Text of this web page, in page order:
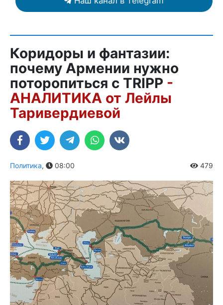
Коридоры и фантазии:
почему Армении нужно
поторопиться с TRIPP -
АНАЛИТИКА от Лейлы
Таривердиевой
Политика, 08:00 479